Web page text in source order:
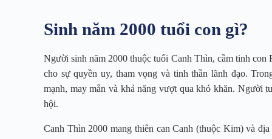
Sinh năm 2000 tuổi con gì?
Người sinh năm 2000 thuộc tuổi Canh Thìn, cầm tinh
cho sự quyền uy, tham vọng và tinh thần lãnh đạo.
mạnh, may mắn và khả năng vượt qua khó khăn. Người
hội.
Canh Thìn 2000 mang thiên can Canh (thuộc Kim) và